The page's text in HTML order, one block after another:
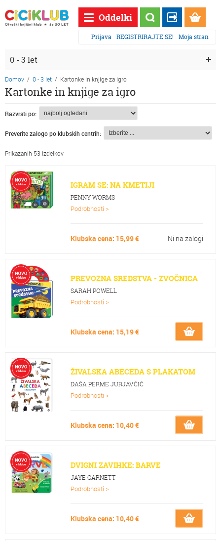
Oddelki
Prijava REGISTRIRAJTE SE! Moja stran
0 - 3 let
Domov / 0 - 3 let / Kartonke in knjige za igro
Kartonke in knjige za igro
Razvrsti po:
Preverite zalogo po klubskih centrih:
Prikazanih 53 izdelkov
IGRAM SE: NA KMETIJI
PENNY WORMS
Podrobnosti >
Klubska cena: 15,99 € Ni na zalogi
PREVOZNA SREDSTVA - ZVOČNICA
SARAH POWELL
Podrobnosti >
Klubska cena: 15,19 €
ŽIVALSKA ABECEDA S PLAKATOM
DAŠA PERME JURJAVČIČ
Podrobnosti >
Klubska cena: 10,40 €
DVIGNI ZAVIHKE: BARVE
JAYE GARNETT
Podrobnosti >
Klubska cena: 10,40 €